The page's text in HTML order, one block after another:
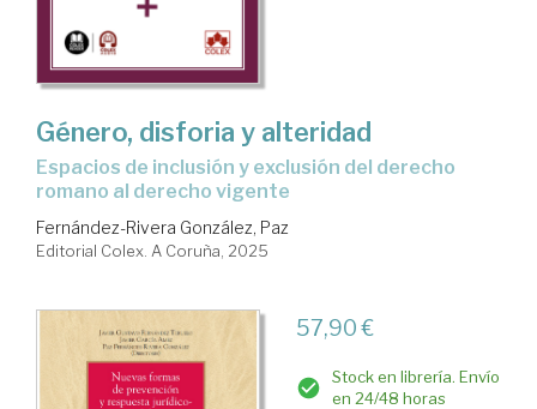
Género, disforia y alteridad
Espacios de inclusión y exclusión del derecho
romano al derecho vigente
Fernández-Rivera González, Paz
Editorial Colex. A Coruña, 2025
57,90 €
Stock en librería. Envío
en 24/48 horas